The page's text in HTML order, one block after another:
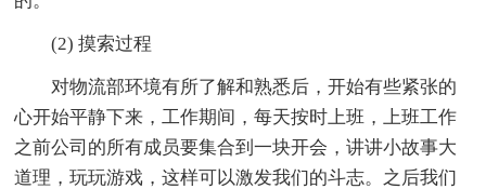
(2) 摸索过程
对物流部环境有所了解和熟悉后，开始有些紧张的
心开始平静下来，工作期间，每天按时上班，上班工作
之前公司的所有成员要集合到一块开会，讲讲小故事大
道理，玩玩游戏，这样可以激发我们的斗志。之后我们